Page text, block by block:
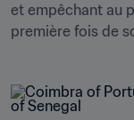
et empêchant au
première fois de